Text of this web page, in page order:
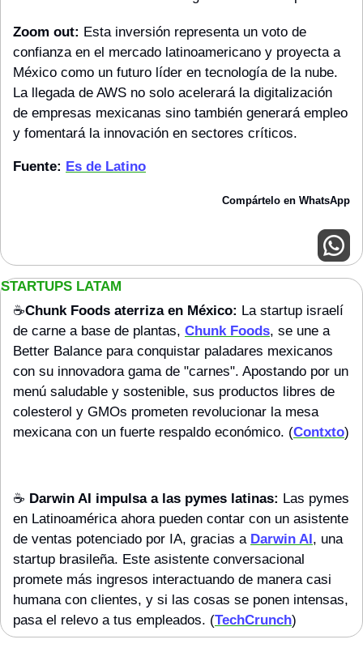
Zoom out: Esta inversión representa un voto de
confianza en el mercado latinoamericano y proyecta a
México como un futuro líder en tecnología de la nube.
La llegada de AWS no solo acelerará la digitalización
de empresas mexicanas sino también generará empleo
y fomentará la innovación en sectores críticos.
Fuente: Es de Latino
Compártelo en WhatsApp
STARTUPS LATAM
☕️Chunk Foods aterriza en México: La startup israelí
de carne a base de plantas, Chunk Foods, se une a
Better Balance para conquistar paladares mexicanos
con su innovadora gama de "carnes". Apostando por un
menú saludable y sostenible, sus productos libres de
colesterol y GMOs prometen revolucionar la mesa
mexicana con un fuerte respaldo económico. (Contxto)
☕️ Darwin AI impulsa a las pymes latinas: Las pymes
en Latinoamérica ahora pueden contar con un asistente
de ventas potenciado por IA, gracias a Darwin AI, una
startup brasileña. Este asistente conversacional
promete más ingresos interactuando de manera casi
humana con clientes, y si las cosas se ponen intensas,
pasa el relevo a tus empleados. (TechCrunch)